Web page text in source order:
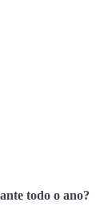
todo o ano?